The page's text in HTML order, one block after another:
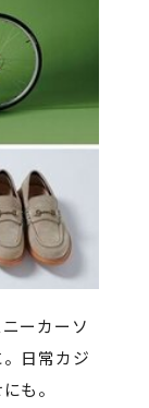
ーカーソ
日常カジ
も。